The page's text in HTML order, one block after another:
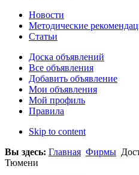
Новости
Методические
Статьи
Доска объявлений
Все объявления
Добавить объявление
Мои объявления
Мой профиль
Правила
Skip to content
Вы здесь: Главная Фирмы
Тюмени